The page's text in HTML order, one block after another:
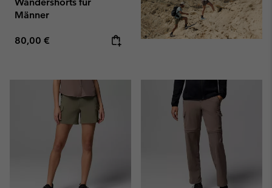
Männer
Regular price:
80,00 €